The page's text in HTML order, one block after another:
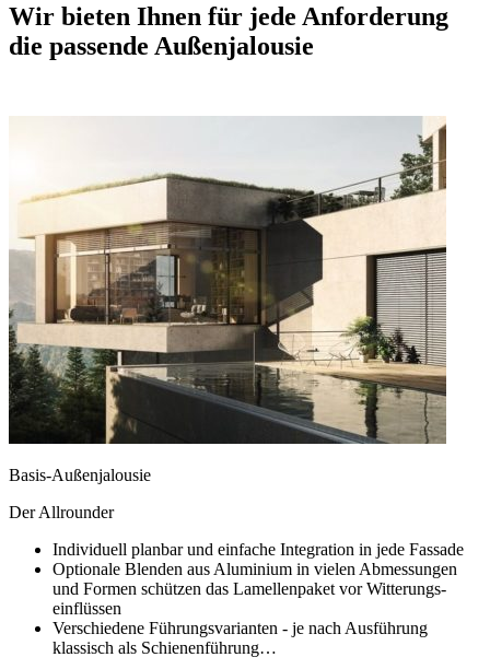
Wir bieten Ihnen für jede Anforderung
die passende Außenjalousie
Basis-Außenjalousie
Der Allrounder
Individuell planbar und einfache Integration in jede Fassade
Optionale Blenden aus Aluminium in vielen Abmessungen
und Formen schützen das Lamellenpaket vor Witterungs-
einflüssen
Verschiedene Führungsvarianten - je nach Ausführung
klassisch als Schienenführung…